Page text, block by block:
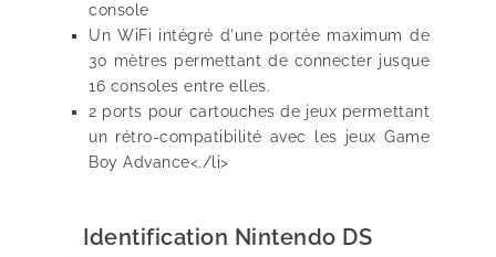
console
Un WiFi intégré d'une portée maximum de
30 mètres permettant de connecter jusque
16 consoles entre elles.
2 ports pour cartouches de jeux permettant
un rétro-compatibilité avec les jeux Game
Boy Advance<./li>
Identification Nintendo DS